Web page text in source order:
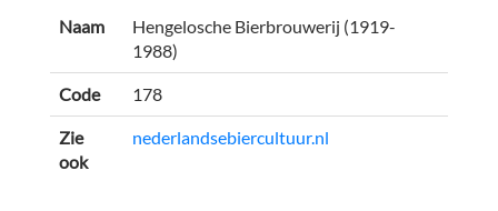
Naam
Hengelosche Bierbrouwerij (1919-
1988)
Code 178
Zie
ook
nederlandsebiercultuur.nl